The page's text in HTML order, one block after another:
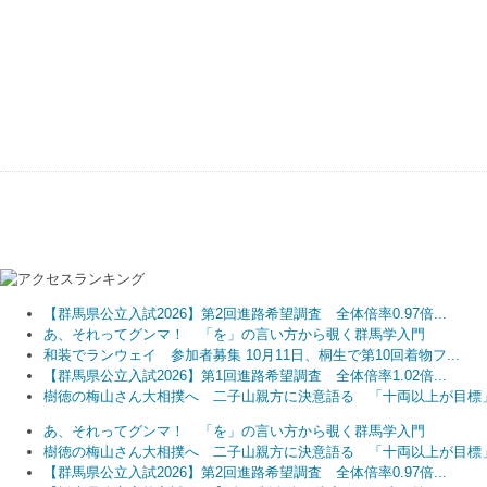
【群馬県公立入試2026】第2回進路希望調査 全体倍率0.97倍...
あ、それってグンマ！ 「を」の言い方から覗く群馬学入門
和装でランウェイ 参加者募集 10月11日、桐生で第10回着物フ...
【群馬県公立入試2026】第1回進路希望調査 全体倍率1.02倍...
樹徳の梅山さん大相撲へ 二子山親方に決意語る 「十両以上が目標」
あ、それってグンマ！ 「を」の言い方から覗く群馬学入門
樹徳の梅山さん大相撲へ 二子山親方に決意語る 「十両以上が目標」
【群馬県公立入試2026】第2回進路希望調査 全体倍率0.97倍...